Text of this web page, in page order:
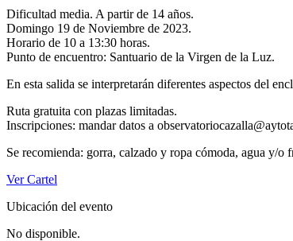
Dificultad media. A partir de 14 años.
Domingo 19 de Noviembre de 2023.
Horario de 10 a 13:30 horas.
Punto de encuentro: Santuario de la Virgen de la Luz.
En esta salida se interpretarán diferentes aspectos del
Ruta gratuita con plazas limitadas.
Inscripciones: mandar datos a
Se recomienda: gorra, calzado y ropa cómoda, agua y/o
Ver Cartel
Ubicación del evento
No disponible.